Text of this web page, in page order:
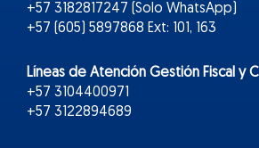
+57 3182817247 (Solo WhatsApp)
+57 (605) 5897868 Ext: 101, 163
Líneas de Atención Gestión Fiscal y
+57 3104400971
+57 3122894689